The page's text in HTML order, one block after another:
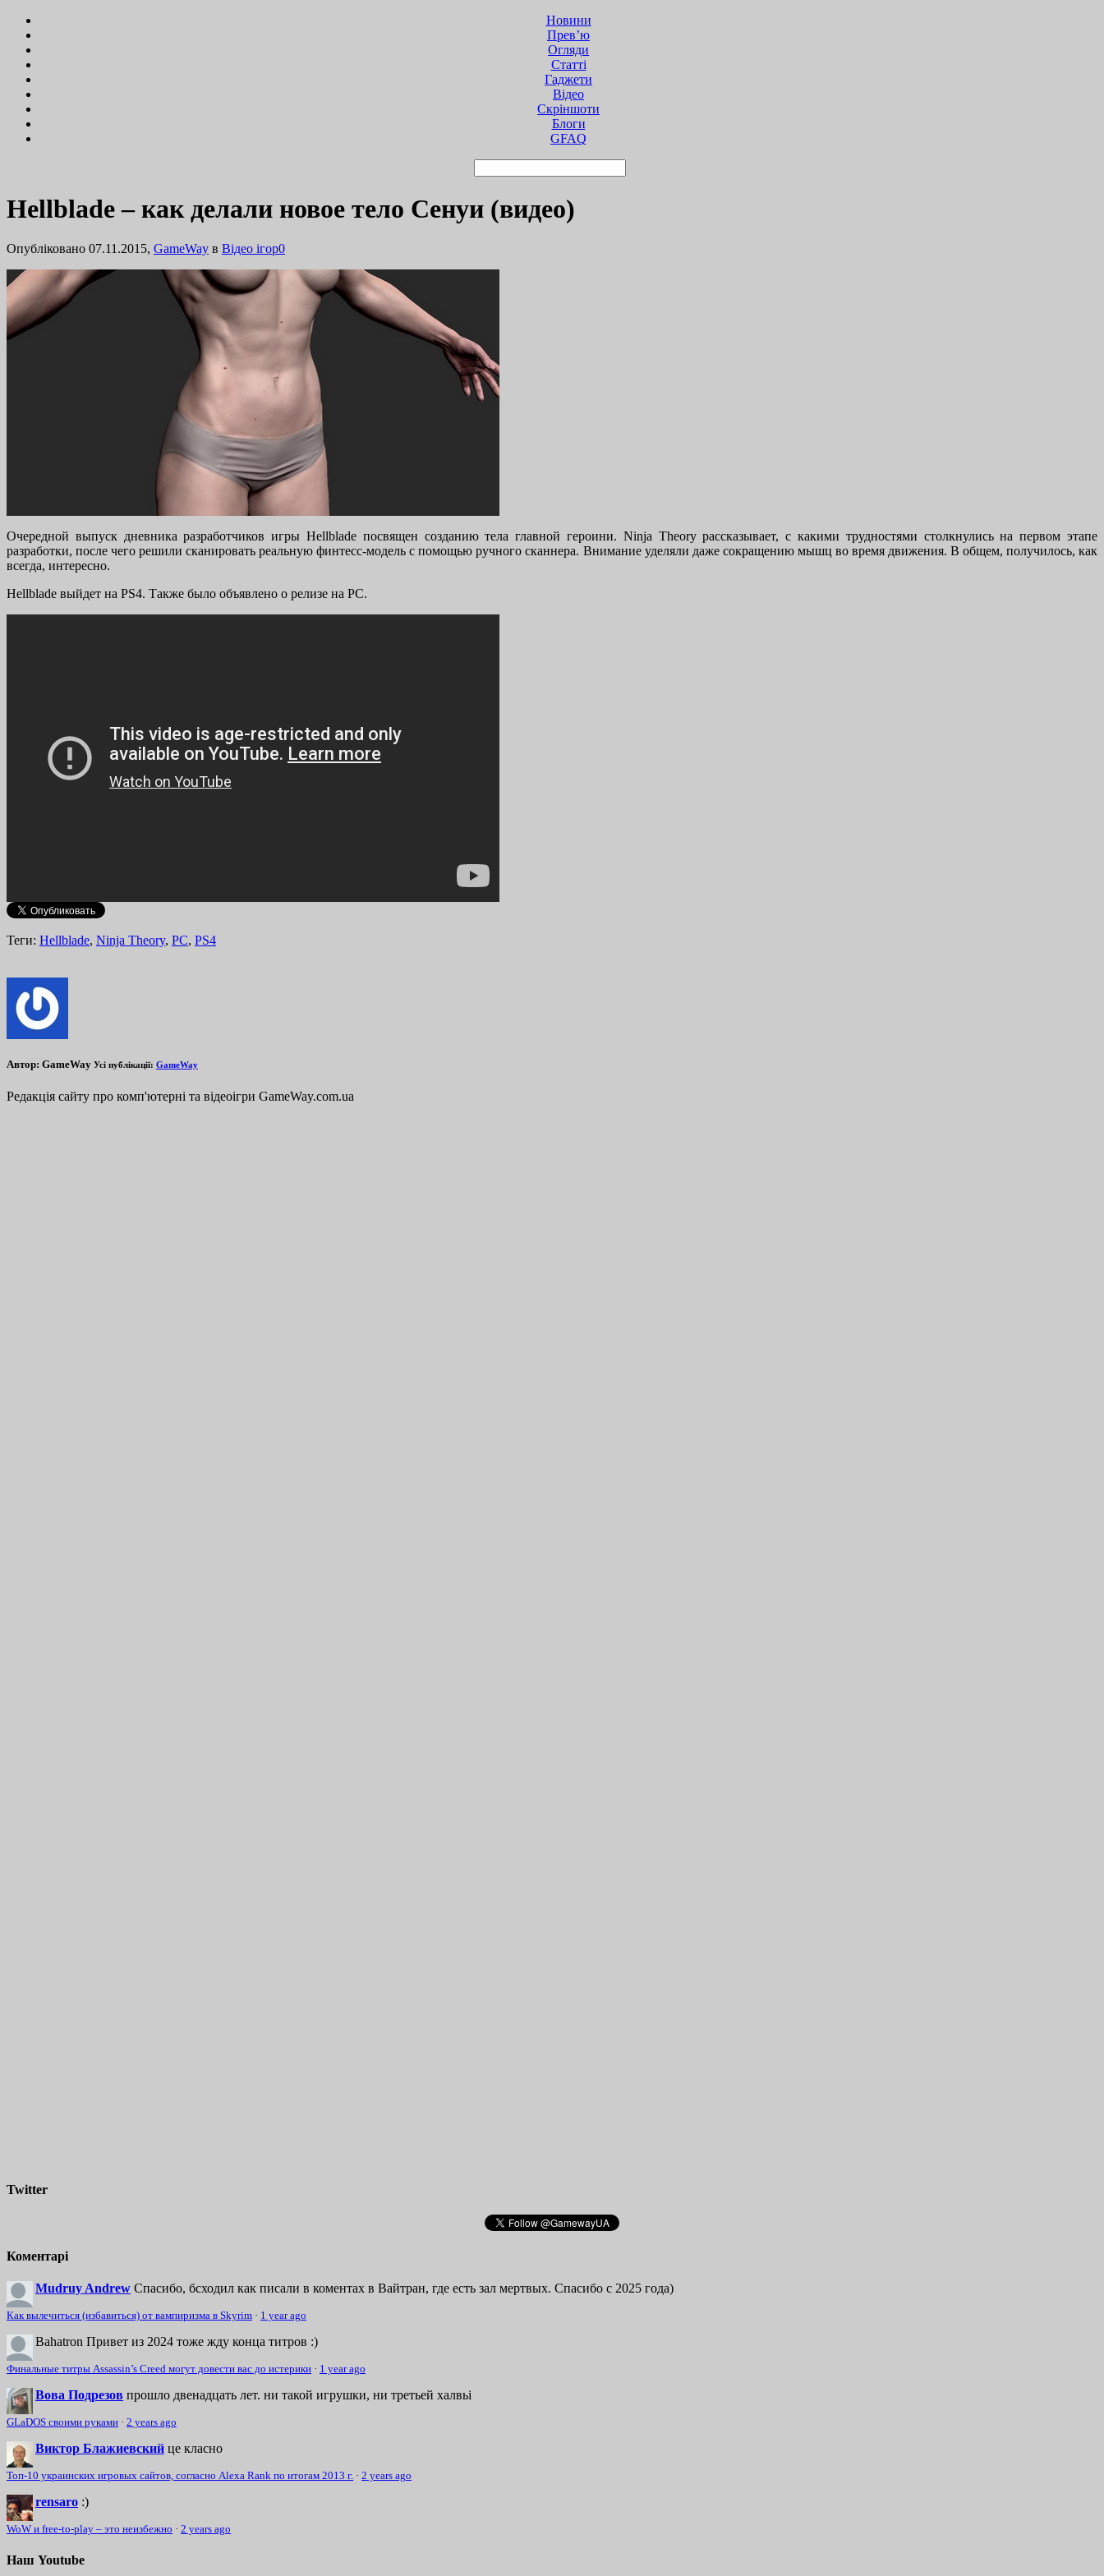
Новини
Прев’ю
Огляди
Статті
Гаджети
Відео
Cкріншоти
Блоги
GFAQ
Hellblade – как делали новое тело Сенуи (видео)
Опубліковано 07.11.2015, GameWay в Відео ігор0
Очередной выпуск дневника разработчиков игры Hellblade посвящен созданию тела главной героини. Ninja Theory рассказывает, с какими трудностями столкнулись на первом этапе
разработки, после чего решили сканировать реальную финтесс-модель с помощью ручного сканнера. Внимание уделяли даже сокращению мышц во время движения. В общем, получилось, как
всегда, интересно.
Hellblade выйдет на PS4. Также было объявлено о релизе на PC.
Теги: Hellblade, Ninja Theory, PC, PS4
Автор: GameWay Усі публікації: GameWay
Редакція сайту про комп'ютерні та відеоігри GameWay.com.ua
Twitter
Коментарі
Mudruy Andrew Спасибо, бсходил как писали в коментах в Вайтран, где есть зал мертвых. Спасибо с 2025 года)
Как вылечиться (избавиться) от вампиризма в Skyrim · 1 year ago
Bahatron Привет из 2024 тоже жду конца титров :)
Финальные титры Assassin’s Creed могут довести вас до истерики · 1 year ago
Вова Подрезов прошло двенадцать лет. ни такой игрушки, ни третьей халвьі
GLaDOS своими руками · 2 years ago
Виктор Блажиевский це класно
Топ-10 украинских игровых сайтов, согласно Alexa Rank по итогам 2013 г. · 2 years ago
rensaro :)
WoW и free-to-play – это неизбежно · 2 years ago
Наш Youtube